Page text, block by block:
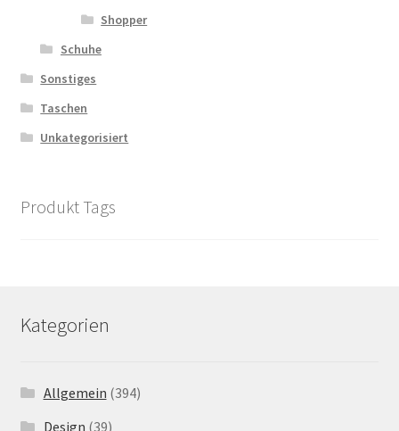
Shopper
Schuhe
Sonstiges
Taschen
Unkategorisiert
Produkt Tags
Kategorien
Allgemein (394)
Design (39)